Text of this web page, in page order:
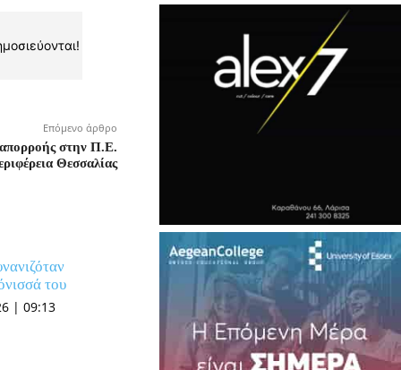
Επόμενο άρθρο
απορροής στην Π.Ε.
Θεσσαλίας
του
| 09:13